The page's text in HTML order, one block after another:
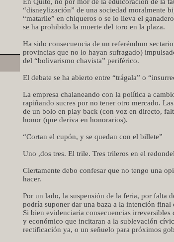
“disneylización” de una sociedad moralmente
“matarile” en chiqueros o se lo lleva el
se ha prohibido la muerte del toro en la plaza.
Ha sido consecuencia de un referéndum
provincias que no lo hayan sufragado)
del “bolivarismo chavista” periférico.
El debate se ha abierto entre “trágala” o
La empresa chalaneando con la política a
rapiñando sucres por no tener otro mercado.
de un bolo en play back (con voz en directo,
honor (que deriva en honorarios).
“Cortan el cupón, y se quedan con el billete”
Uno ,dos tres. El trile. Tres trileros en el
Ciertamente debo confesar que no tengo una
hacer.
Por un lado, la suspensión de la feria, por falta
podría suponer dar una baza a la intención final
Si bien evidenciaría consecuencias
y económico que incitaran a la sublevación
rectificación ya, o un señuelo para próximos